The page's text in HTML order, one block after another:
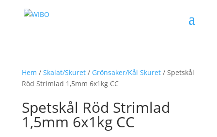
Hem / Skalat/Skuret/ Grönsaker/Kål Skuret/ Spetskål
Röd Strimlad 1,5mm 6x1kg CC
Spetskål Röd Strimlad
1,5mm 6x1kg CC